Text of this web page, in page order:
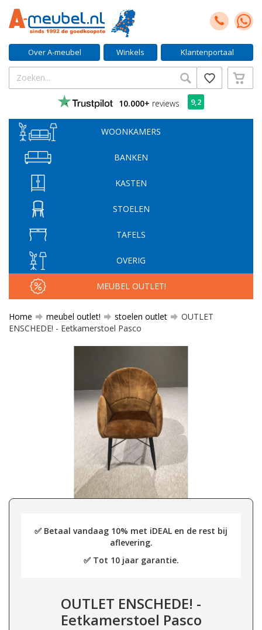
Over A-meubel Winkels Klantenportaal
10.000+ reviews 9,2
WOONKAMERS
BANKEN
KASTEN
STOELEN
TAFELS
OVERIG
MEUBEL OUTLET!
Home meubel outlet! stoelen outlet
OUTLET
ENSCHEDE! - Eetkamerstoel Pasco
✅ Betaal vandaag 10% met iDEAL en de rest bij
aflevering.
✅ Tot 10 jaar garantie.
OUTLET ENSCHEDE! -
Eetkamerstoel Pasco